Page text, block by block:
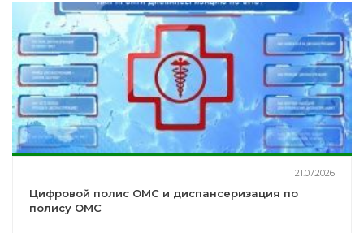
21.07.2026
Цифровой полис ОМС и диспансеризация по
полису ОМС